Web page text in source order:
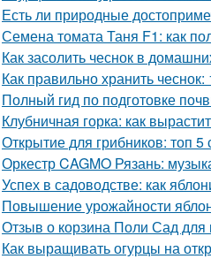
Есть ли природные
Семена томата Таня F1: как
Как засолить чеснок в
Как правильно хранить
Полный гид по подготовке
Клубничная горка: как
Открытие для грибников: топ
Оркестр CAGMO Рязань:
Успех в садоводстве: как
Повышение урожайности
Отзыв о корзина Поли Сад для
Как выращивать огурцы на